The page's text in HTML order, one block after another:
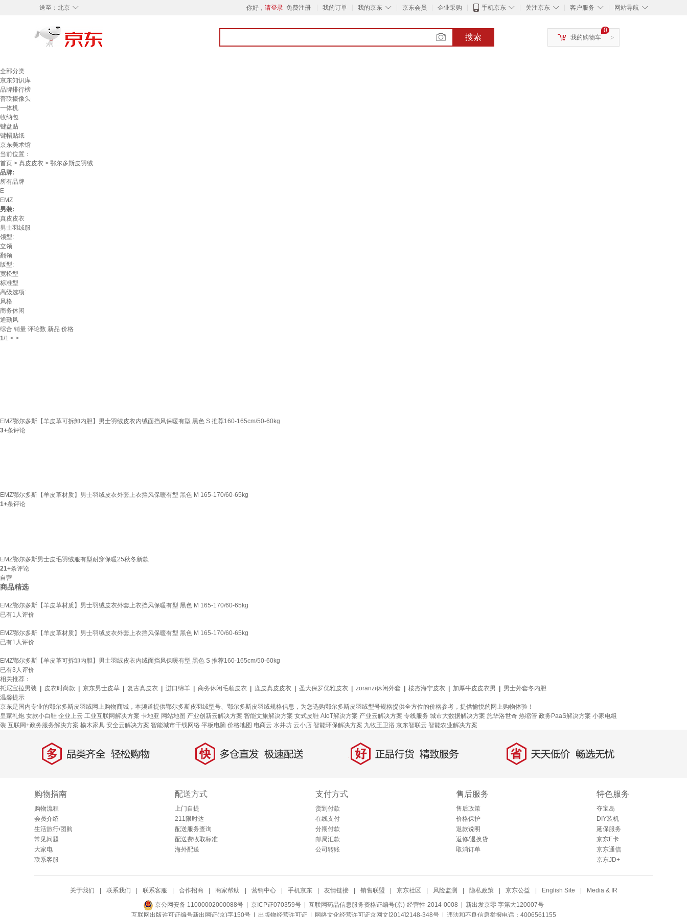
◇
送至： 北京 你好， 请登录 免费注册 我的订单 ◇
我的京东 京东会员 企业采购 ◇
手机京东 ◇
关注京东 ◇
客户服务 ◇
网站导航
搜索 >
0
我的购物车
全部分类
京东知识库
品牌排行榜
普联摄像头
一体机
收纳包
键盘贴
键帽贴纸
京东美术馆
当前位置：
首页 > 真皮皮衣 > 鄂尔多斯皮羽绒
品牌:
所有品牌
E
EMZ
男装:
真皮皮衣
男士羽绒服
领型:
立领
翻领
版型:
宽松型
标准型
高级选项:
风格
商务休闲
通勤风
综合 销量 评论数 新品 价格
1/1 < >
EMZ鄂尔多斯【羊皮革可拆卸内胆】男士羽绒皮衣内绒面挡风保暖有型 黑色 S 推荐160-165cm/50-60kg
3+条评论
EMZ鄂尔多斯【羊皮革材质】男士羽绒皮衣外套上衣挡风保暖有型 黑色 M 165-170/60-65kg
1+条评论
EMZ鄂尔多斯男士皮毛羽绒服有型耐穿保暖25秋冬新款
21+条评论
自营
商品精选
EMZ鄂尔多斯【羊皮革材质】男士羽绒皮衣外套上衣挡风保暖有型 黑色 M 165-170/60-65kg
已有1 人评价
EMZ鄂尔多斯【羊皮革材质】男士羽绒皮衣外套上衣挡风保暖有型 黑色 M 165-170/60-65kg
已有1 人评价
EMZ鄂尔多斯【羊皮革可拆卸内胆】男士羽绒皮衣内绒面挡风保暖有型 黑色 S 推荐160-165cm/50-60kg
已有3 人评价
相关推荐：
托尼宝拉男装
皮衣时尚款 京东男士皮草 复古真皮衣 进口绵羊 商务休闲毛领皮衣 鹿皮真皮皮衣 圣大保罗优雅皮衣 zoranzi休闲外套 桉杰海宁皮衣 加厚牛皮皮衣男
男士外套冬内胆
温馨提示
京东是国内专业的鄂尔多斯皮羽绒网上购物商城，本频道提供鄂尔多斯皮羽绒型号、鄂尔多斯皮羽绒规格信息，为您选购鄂尔多斯皮羽绒型号规格提供全方位的价格参考，提供愉悦的网上购物体验！
皇家礼炮 女款小白鞋 企业上云 工业互联网解决方案 卡地亚 网站地图 产业创新云解决方案 智能文旅解决方案 女式皮鞋 AIoT解决方案 产业云解决方案 专线服务 城市大数据解决方案 施华洛世奇 热缩管 政务PaaS解决方案 小家电组
装 互联网+政务服务解决方案 榆木家具 安全云解决方案 智能城市干线网络 平板电脑 价格地图 电商云 水井坊 云小店 智能环保解决方案 九牧王卫浴 京东智联云 智能农业解决方案
多 品类齐全，轻松购物 快 多仓直发，极速配送 好 正品行货，精致服务 省 天天低价，畅选无忧
购物指南
购物流程
会员介绍
生活旅行/团购
常见问题
大家电
联系客服
配送方式
上门自提
211限时达
配送服务查询
配送费收取标准
海外配送
支付方式
货到付款
在线支付
分期付款
邮局汇款
公司转账
售后服务
售后政策
价格保护
退款说明
返修/退换货
取消订单
特色服务
夺宝岛
DIY装机
延保服务
京东E卡
京东通信
京东JD+
关于我们 联系我们 联系客服 合作招商 商家帮助 营销中心 手机京东 友情链接 销售联盟 京东社区 风险监测 隐私政策 京东公益 English Site Media & IR
京公网安备 11000002000088号 | 京ICP证070359号 | 互联网药品信息服务资格证编号(京)-经营性-2014-0008 | 新出发京零 字第大120007号
互联网出版许可证编号新出网证(京)字150号 | 出版物经营许可证| 网络文化经营许可证京网文[2014]2148-348号| 违法和不良信息举报电话：4006561155